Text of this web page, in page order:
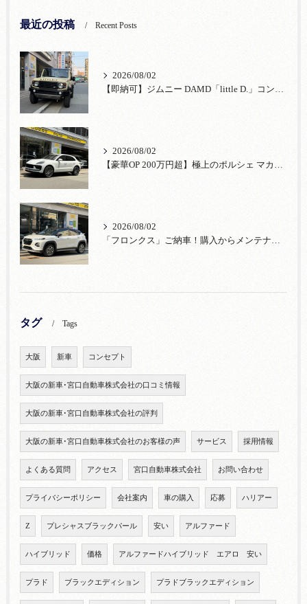
最近の投稿 Recent Posts
2026/08/02
【即納可】ジムニー DAMD「little D.」コンプリート！登録済未使用車あり
2026/08/02
【豪華OP 200万円超】極上のポルシェ マカンが入荷！注目のオプション装備
2026/08/02
「フロンクス」ご納車！購入からメンテナンス・リコールまで！宮口自動車
タグ Tags
大阪 新車 コンセプト
大阪の新車･宮口自動車株式会社の口コミ情報
大阪の新車･宮口自動車株式会社の評判
大阪の新車･宮口自動車株式会社のお客様の声 サービス 採用情報
よくある質問 アクセス 宮口自動車株式会社 お問い合わせ
プライバシーポリシー 会社案内 車の購入 応募 ハリアー
Z プレシャスブラックパール 安い アルファード
ハイブリッド 価格 アルファードハイブリッド エアロ 安い
プラド ブラックエディション プラドブラックエディション